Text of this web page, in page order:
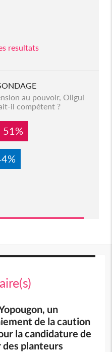
resultats
au pouvoir, Oligui
il compétent ?
51%
un
de la caution
la candidature de
planteurs